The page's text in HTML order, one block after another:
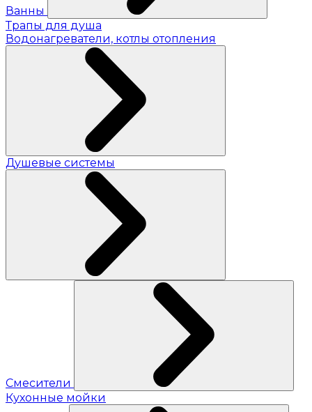
Ванны
Трапы для душа
Водонагреватели, котлы отопления
Душевые системы
Смесители
Кухонные мойки